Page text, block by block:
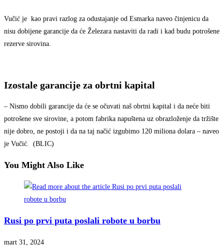
Vučić je kao pravi razlog za odustajanje od Esmarka naveo činjenicu da
nisu dobijene garancije da će Železara nastaviti da radi i kad budu potrošene
rezerve sirovina.
Izostale garancije za obrtni kapital
– Nismo dobili garancije da će se očuvati naš obrtni kapital i da neće biti
potrošene sve sirovine, a potom fabrika napuštena uz obrazloženje da tržište
nije dobro, ne postoji i da na taj načić izgubimo 120 miliona dolara – naveo
je Vučić. (BLIC)
You Might Also Like
Rusi po prvi puta poslali robote u borbu
mart 31, 2024